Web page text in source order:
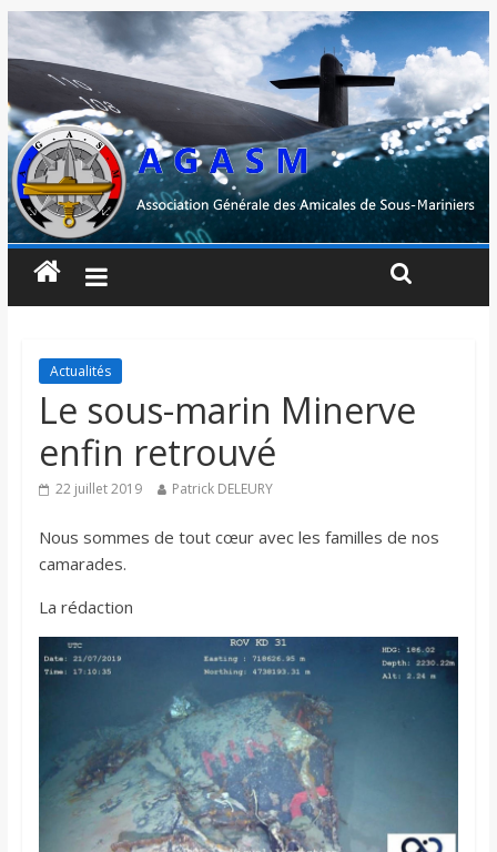
Actualités
Le sous-marin Minerve
enfin retrouvé
22 juillet 2019 Patrick DELEURY
Nous sommes de tout cœur avec les familles de nos
camarades.
La rédaction